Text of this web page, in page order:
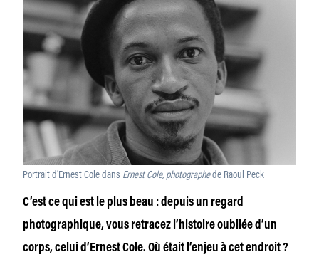
Portrait d’Ernest Cole dans Ernest Cole, photographede Raoul Peck
C’est ce qui est le plus beau : depuis un regard
photographique, vous retracez l’histoire oubliée d’un
corps, celui d’Ernest Cole. Où était l’enjeu à cet endroit ?